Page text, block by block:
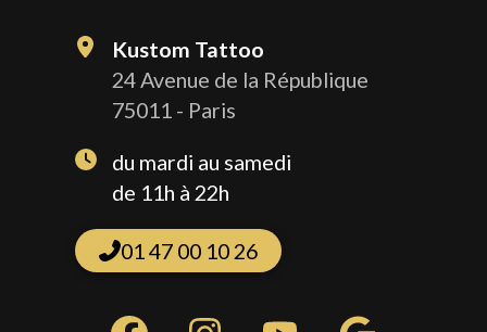
Kustom Tattoo
24 Avenue de la République
75011 - Paris
du mardi au samedi
de 11h à 22h
01 47 00 10 26